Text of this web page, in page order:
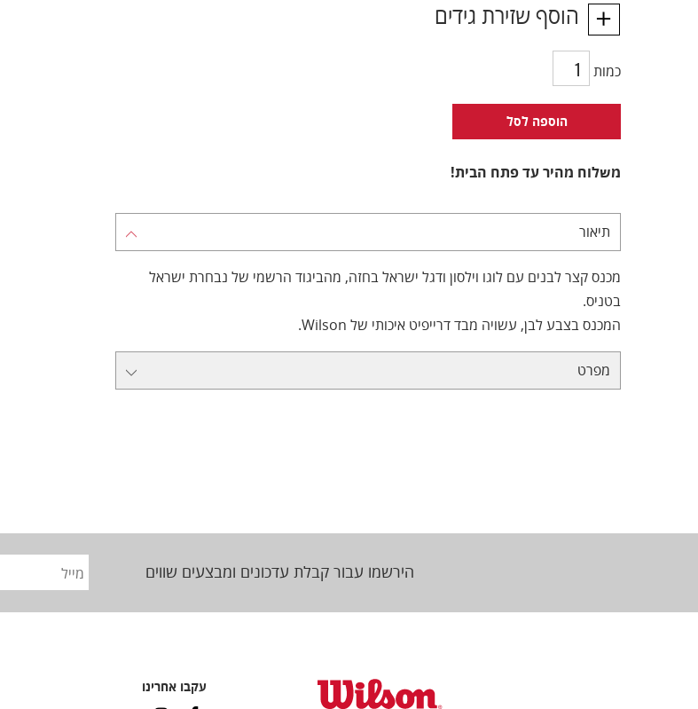
הוסף שזירת גידים
כמות
הוספה לסל
משלוח מהיר עד פתח הבית!
תיאור
מכנס קצר לבנים עם לוגו וילסון ודגל ישראל בחזה, מהביגוד הרשמי של נבחרת ישראל
בטניס.
המכנס בצבע לבן, עשויה מבד דרייפיט איכותי של Wilson.
מפרט
הירשמו עבור קבלת עדכונים ומבצעים שווים
עקבו אחרינו